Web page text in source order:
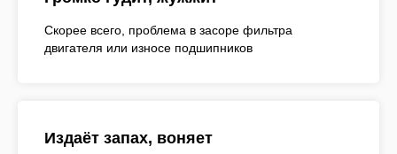
Скорее всего, проблема в засоре фильтра
двигателя или износе подшипников
Издаёт запах, воняет